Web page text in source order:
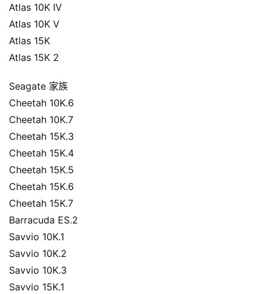
Atlas 10K IV
Atlas 10K V
Atlas 15K
Atlas 15K 2
Seagate 家族
Cheetah 10K.6
Cheetah 10K.7
Cheetah 15K.3
Cheetah 15K.4
Cheetah 15K.5
Cheetah 15K.6
Cheetah 15K.7
Barracuda ES.2
Savvio 10K.1
Savvio 10K.2
Savvio 10K.3
Savvio 15K.1